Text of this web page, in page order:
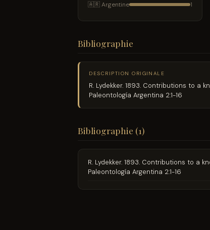
🇦🇷 Argentine 1
Bibliographie
DESCRIPTION ORIGINALE
R. Lydekker. 1893. Contributions to a
Paleontología Argentina 2:1-16
Bibliographie (1)
R. Lydekker. 1893. Contributions to a
Paleontología Argentina 2:1-16